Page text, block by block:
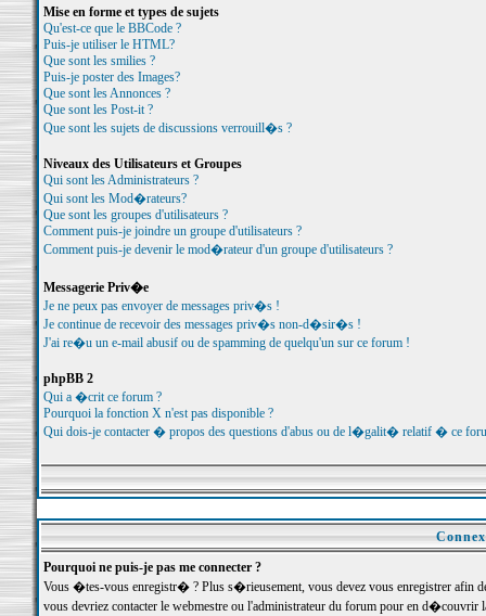
Mise en forme et types de sujets
Qu'est-ce que le BBCode ?
Puis-je utiliser le HTML?
Que sont les smilies ?
Puis-je poster des Images?
Que sont les Annonces ?
Que sont les Post-it ?
Que sont les sujets de discussions verrouill�s ?
Niveaux des Utilisateurs et Groupes
Qui sont les Administrateurs ?
Qui sont les Mod�rateurs?
Que sont les groupes d'utilisateurs ?
Comment puis-je joindre un groupe d'utilisateurs ?
Comment puis-je devenir le mod�rateur d'un groupe d'utilisateurs ?
Messagerie Priv�e
Je ne peux pas envoyer de messages priv�s !
Je continue de recevoir des messages priv�s non-d�sir�s !
J'ai re�u un e-mail abusif ou de spamming de quelqu'un sur ce forum !
phpBB 2
Qui a �crit ce forum ?
Pourquoi la fonction X n'est pas disponible ?
Qui dois-je contacter � propos des questions d'abus ou de l�galit� relatif � ce
Pourquoi ne puis-je pas me connecter ?
Vous �tes-vous enregistr� ? Plus s�rieusement, vous devez vous enregistrer
vous devriez contacter le webmestre ou l'administrateur du forum pour en